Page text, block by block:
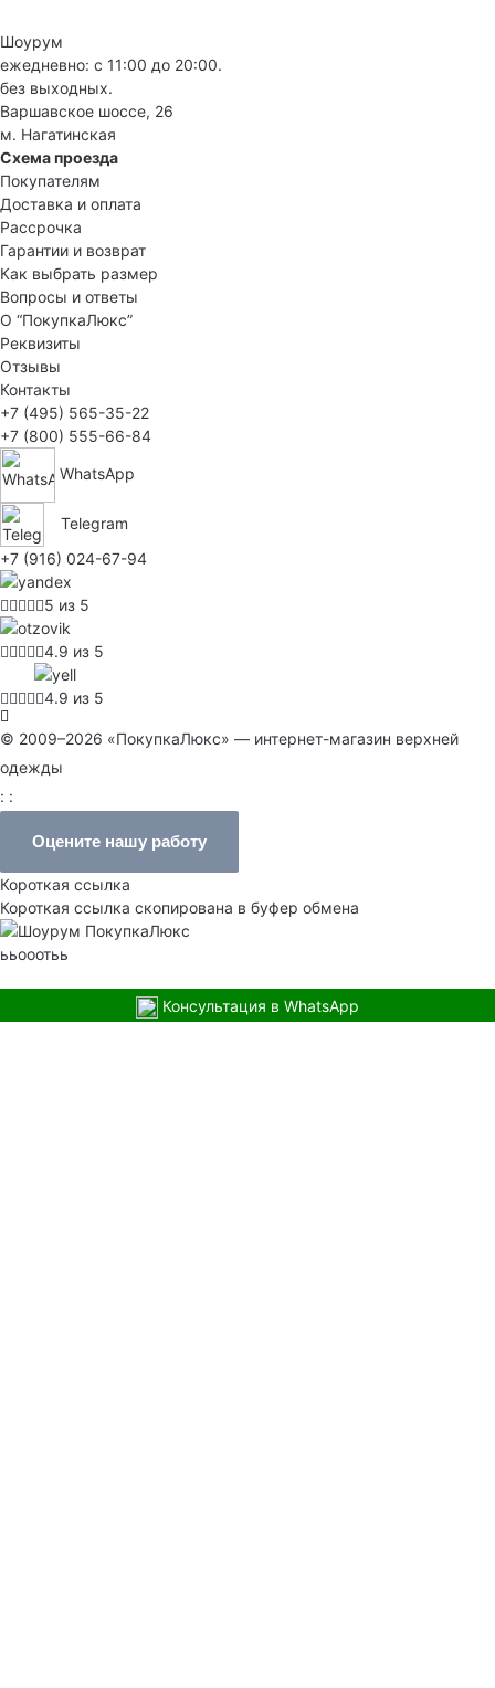
Шоурум
ежедневно: с 11:00 до 20:00.
без выходных.
Варшавское шоссе, 26
м. Нагатинская
Схема проезда
Покупателям
Доставка и оплата
Рассрочка
Гарантии и возврат
Как выбрать размер
Вопросы и ответы
О “ПокупкаЛюкс”
Реквизиты
Отзывы
Контакты
+7 (495) 565-35-22
+7 (800) 555-66-84
WhatsApp
Telegram
+7 (916) 024-67-94
5 из 5
4.9 из 5
4.9 из 5
© 2009–2026 «ПокупкаЛюкс» — интернет-магазин верхней
одежды
: :
Оцените нашу работу
Короткая ссылка
Короткая ссылка скопирована в буфер обмена
ььооотьь
Консультация в WhatsApp